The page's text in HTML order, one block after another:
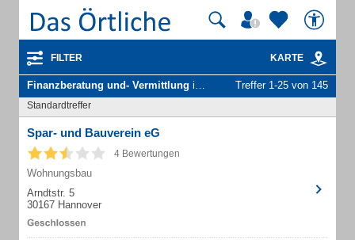
FILTER KARTE
Finanzberatung und- Vermittlung in Hannover Treffer 1-25 von 145
Standardtreffer
Spar- und Bauverein eG
4 Bewertungen
Wohnungsbau
Arndtstr. 5
30167 Hannover